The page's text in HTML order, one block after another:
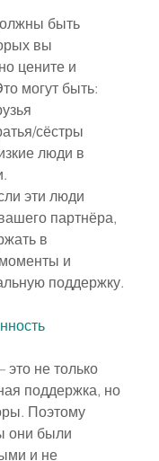
быть
вы
цените и
могут быть:
сёстры
люди в
эти люди
партнёра,
в
и
поддержку.
не только
поддержка, но
Поэтому
они были
и не